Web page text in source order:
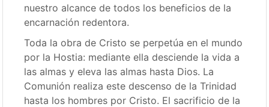
nuestro alcance de todos los beneficios de la
encarnación redentora.
Toda la obra de Cristo se perpetúa en el mundo
por la Hostia: mediante ella desciende la vida a
las almas y eleva las almas hasta Dios. La
Comunión realiza este descenso de la Trinidad
hasta los hombres por Cristo. El sacrificio de la